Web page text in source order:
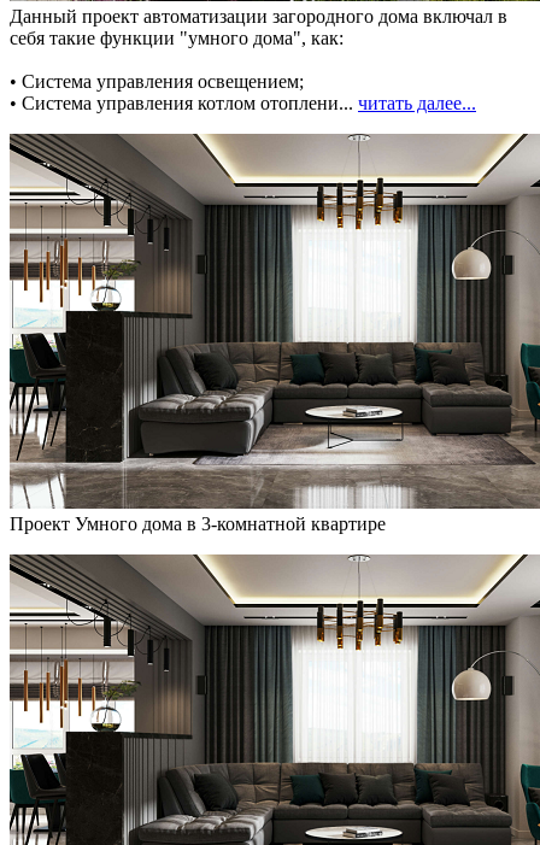
Данный проект автоматизации загородного дома включал в
себя такие функции "умного дома", как:
• Система управления освещением;
• Система управления котлом отоплени... читать далее...
Проект Умного дома в 3-комнатной квартире